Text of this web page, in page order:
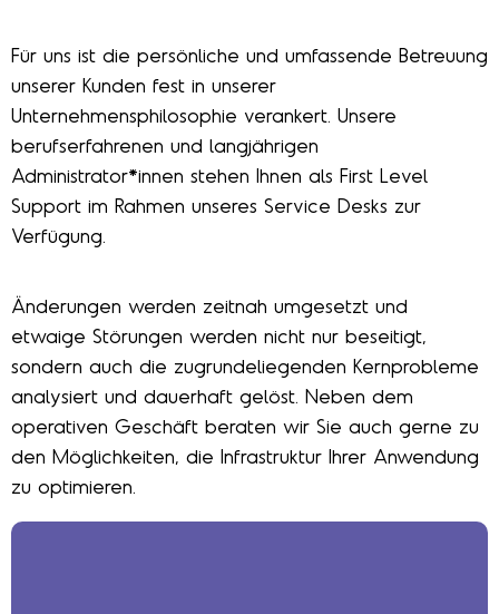
Für uns ist die persönliche und umfassende Betreuung
unserer Kunden fest in unserer
Unternehmensphilosophie verankert. Unsere
berufserfahrenen und langjährigen
Administrator*innen stehen Ihnen als First Level
Support im Rahmen unseres Service Desks zur
Verfügung.
Änderungen werden zeitnah umgesetzt und
etwaige Störungen werden nicht nur beseitigt,
sondern auch die zugrundeliegenden Kernprobleme
analysiert und dauerhaft gelöst. Neben dem
operativen Geschäft beraten wir Sie auch gerne zu
den Möglichkeiten, die Infrastruktur Ihrer Anwendung
zu optimieren.